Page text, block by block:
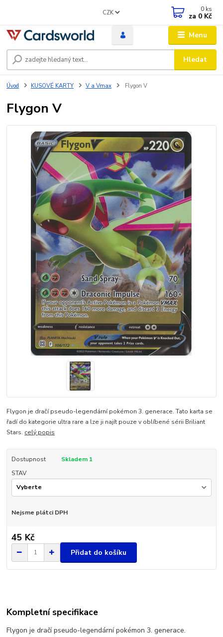
Menu
CZK
Hledat
0 ks
za 0 Kč
Úvod KUSOVÉ KARTY V a Vmax Flygon V
Flygon V
Flygon je dračí pseudo-legendární pokémon 3. generace. Tato karta se
řadí do kategorie ultra rare a lze ji najít pouze v oblíbené sérii Briliant
Stars. celý popis
Dostupnost
Skladem 1
STAV
Nejsme plátci DPH
45 Kč
Přidat do košíku
Kompletní specifikace
Flygon je dračí pseudo-legendární pokémon 3. generace.